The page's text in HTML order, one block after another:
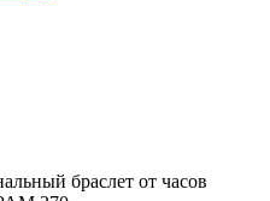
браслет от часов